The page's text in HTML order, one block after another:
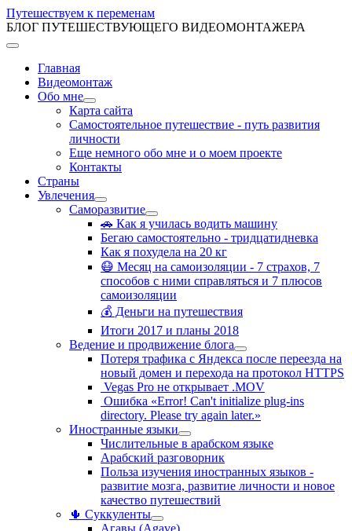
Путешествуем к переменам
БЛОГ ПУТЕШЕСТВУЮЩЕГО ВИДЕОМОНТАЖЕРА
Главная
Видеомонтаж
Обо мне
Карта сайта
Самостоятельное путешествие - путь развития
личности
Еще немного обо мне и о моем проекте
Контакты
Страны
Увлечения
Саморазвитие
🚗 Как я училась водить машину
Бегаю самостоятельно - тридцатидневка
Как я похудела на 20 кг
😷 Месяц на самоизоляции - 7 страхов, 7
способов с ними справляться и 7 плюсов
самоизоляции
💰 Деньги на путешествия
Итоги 2017 и планы 2018
Ведение и продвижение блога
Потеря трафика с Яндекса после переезда на
новый домен и перехода на протокол HTTPS
Vegas Pro не открывает .MOV
Ошибка «Error! Can't initialize plug-ins
directory. Please try again later.»
Иностранные языки
Числительные в арабском языке
Арабский разговорник
Польза изучения иностранных языков -
развитие мозга, развитие личности и новое
качество путешествий
🌵 Суккуленты
Агавы (Agave)